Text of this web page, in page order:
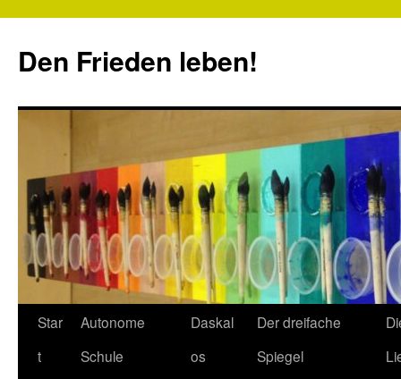
springen
Den Frieden leben!
Star
t
Autonome
Schule
Daskal
os
Der dreifache
Spiegel